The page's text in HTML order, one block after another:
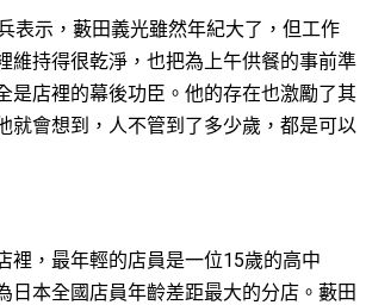
表示，藪田義光雖然年紀大了，但工作
維持得很乾淨，也把為上午供餐的事前準
是店裡的幕後功臣。他的存在也激勵了其
就會想到，人不管到了多少歲，都是可以
裡，最年輕的店員是一位15歲的高中
日本全國店員年齡差距最大的分店。藪田